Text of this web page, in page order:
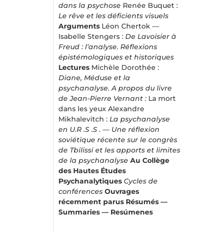
dans la psychose Renée Buquet :
Le rêve et les déficients visuels
Arguments Léon Chertok —
Isabelle Stengers : De Lavoisier à
Freud : l’analyse. Réflexions
épistémologiques et historiques
Lectures Michèle Dorothée :
Diane, Méduse et la
psychanalyse. A propos du livre
de Jean-Pierre Vernant : La mort
dans les yeux Alexandre
Mikhalevitch : La psychanalyse
en U.R .S .S . — Une réflexion
soviétique récente sur le congrès
de Tbilissi et les apports et limites
de la psychanalyse Au Collège
des Hautes Études
Psychanalytiques Cycles de
conférences Ouvrages
récemment parus Résumés —
Summaries — Resúmenes